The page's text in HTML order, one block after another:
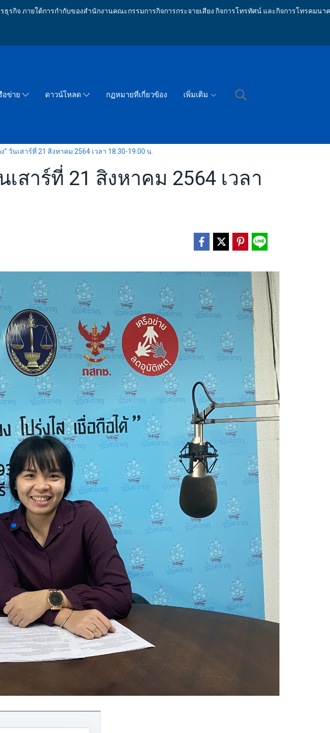
รกิจ ภายใต้การกำกับของสำนักงานคณะกรรมการกิจการกระจายเสียง กิจการโทรทัศน์ และกิจการโทรคมนา
อข่าย ดาวน์โหลด กฏหมายที่เกี่ยวข้อง เพิ่มเติม
วันเสาร์ที่ 21 สิงหาคม 2564 เวลา 18.30-19.00 น.
สาร์ที่ 21 สิงหาคม 2564 เวลา